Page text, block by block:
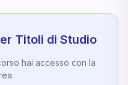
Titoli di Studio
hai accesso con la